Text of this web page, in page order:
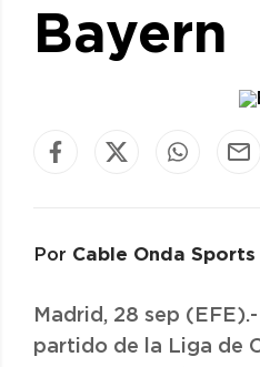
Bayern
Por Cable Onda Sports
Madrid, 28 sep
partido de la Liga de